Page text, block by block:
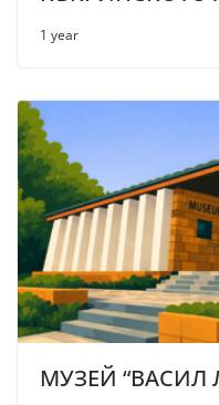
1 year
МУЗЕЙ “ВАСИЛ